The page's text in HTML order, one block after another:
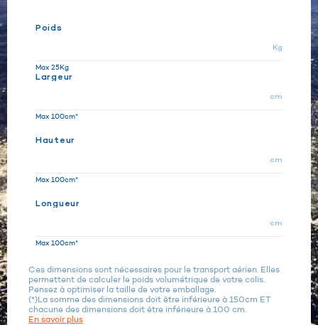
Poids
Kg
Max 25Kg
Largeur
cm
Max 100cm*
Hauteur
cm
Max 100cm*
Longueur
cm
Max 100cm*
Ces dimensions sont nécessaires pour le transport aérien. Elles
permettent de calculer le poids volumétrique de votre colis.
Pensez à optimiser la taille de votre emballage.
(*)La somme des dimensions doit être inférieure à 150cm ET
chacune des dimensions doit être inférieure à 100 cm.
En savoir plus